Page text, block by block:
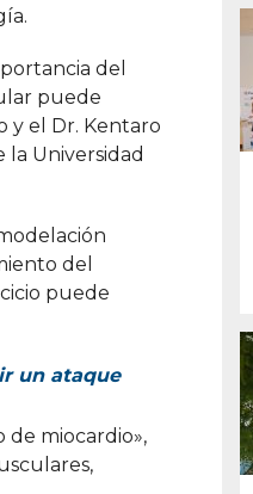
del
puede
y el Dr. Kentaro
la Universidad
del
puede
un ataque
de miocardio»,